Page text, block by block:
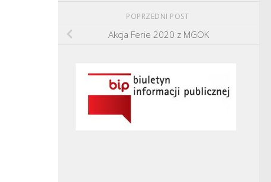
POPRZEDNI POST
Akcja Ferie 2020 z MGOK